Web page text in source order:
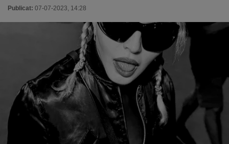
Publicat: 07-07-2023, 14:28